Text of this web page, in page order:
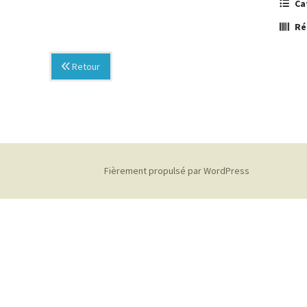
Retour
Fièrement propulsé par WordPress